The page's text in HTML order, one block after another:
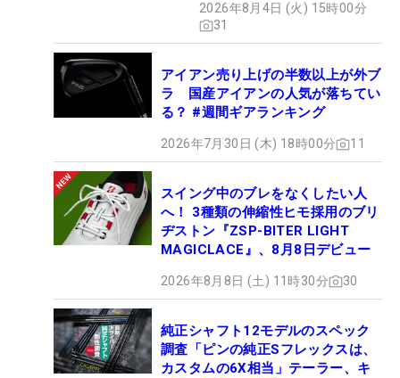
セッティング
2026年8月4日 (火) 15時00分
31
アイアン売り上げの半数以上が外ブ
ラ 国産アイアンの人気が落ちてい
る？ #週間ギアランキング
2026年7月30日 (木) 18時00分 11
スイング中のブレをなくしたい人
へ！ 3種類の伸縮性ヒモ採用のブリ
ヂストン『ZSP-BITER LIGHT
MAGICLACE』、8月8日デビュー
2026年8月8日 (土) 11時30分 30
純正シャフト12モデルのスペック
調査「ピンの純正Sフレックスは、
カスタムの6X相当」テーラー、キ